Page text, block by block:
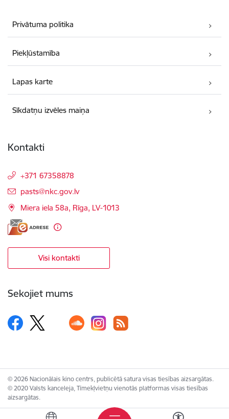
Privātuma politika
Piekļūstamība
Lapas karte
Sīkdatņu izvēles maiņa
Kontakti
+371 67358878
E-pasts:
pasts@nkc.gov.lv
Miera iela 58a, Rīga, LV-1013
Visi kontakti
Sekojiet mums
© 2026 Nacionālais kino centrs, publicētā satura visas tiesības aizsargātas.
© 2020 Valsts kanceleja, Tīmekļvietņu vienotās platformas visas tiesības
aizsargātas.